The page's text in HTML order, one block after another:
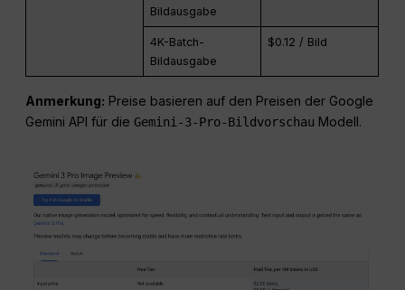
Bildausgabe
4K-Batch-
Bildausgabe
$0.12 / Bild
Anmerkung: Preise basieren auf den Preisen der Google
Gemini API für die Gemini-3-Pro-Bildvorschau Modell.